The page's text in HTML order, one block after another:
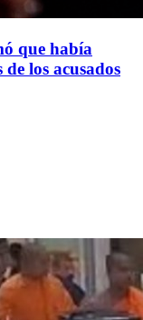
que había
los acusados